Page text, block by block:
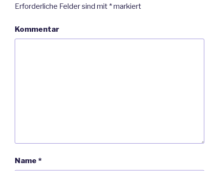
Erforderliche Felder sind mit *markiert
Kommentar
Name *